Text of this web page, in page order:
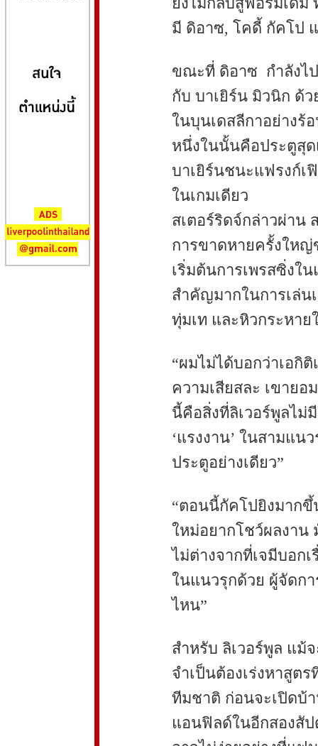
มี ดิอาซ, โคดี้ กัคโป
ขณะที่ ดิอาซ กำลังไ
กับ บาเยิร์น มิวนิก ด้
ในบุนเดสลีกาอย่างร้
หนึ่งในนั้นคือประตูสุด
บาเยิร์นชนะแฟรงก์เ
ในเกมเดียว
สเตอร์ริดจ์กล่าวผ่าน
การขาดหายครั้งใหญ่
เริ่มต้นการเพรสซิ่งใ
สำคัญมากในการเล่
ทุ่มเท และหิวกระหา
“ผมไม่ได้บอกว่าเอกิ
ความเสียสละ เขายอ
นี้คือสิ่งที่ลิเวอร์พูลไม่
‘แรงงาน’ ในสามแ
ประตูอย่างเดียว”
“ตอนนี้กัคโปยิงมาก
ใหม่อยากโชว์ผลงาน
ไม่ต่างจากที่เจมีบอก
ในแนวรุกด้วย ผู้จัดก
ไหน”
สำหรับ ลิเวอร์พูล แม้
จำเป็นต้องเร่งหาสูต
ทีมชาติ ก่อนจะเปิดบ้
แอนฟิลด์ในอีกสองสั